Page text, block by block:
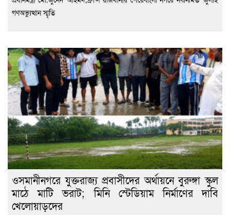
গণঅভ্যুত্থান স্মৃতি
ওসমানীনগরে যুক্তরাজ্য প্রবাসীদের অর্থায়নে বুরুঙ্গা স্কুল
মাঠে মাটি ভরাট; মিনি স্টেডিয়াম নির্মাণের দাবি
খেলোয়াড়দের